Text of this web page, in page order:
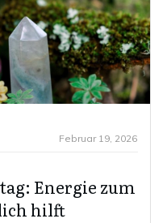
Februar 19, 2026
Energie zum
hilft